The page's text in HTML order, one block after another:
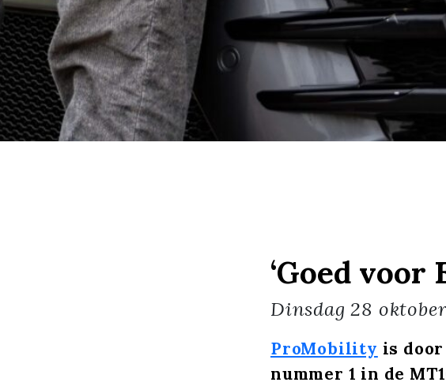
‘Goed voor
Dinsdag 28
ProMobility is
nummer 1 in de